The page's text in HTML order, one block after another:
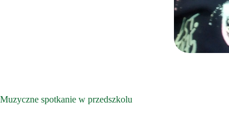
Muzyczne spotkanie w przedszkolu